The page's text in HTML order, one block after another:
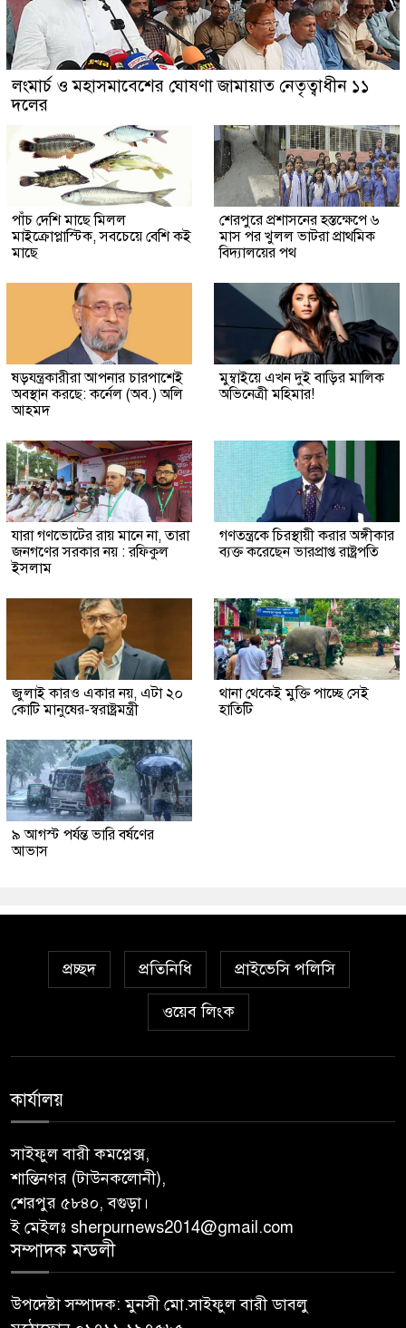
লংমার্চ ও মহাসমাবেশের ঘোষণা জামায়াত নেতৃত্বাধীন ১১
দলের
পাঁচ দেশি মাছে মিলল
মাইক্রোপ্লাস্টিক, সবচেয়ে বেশি কই
মাছে
শেরপুরে প্রশাসনের হস্তক্ষেপে ৬
মাস পর খুলল ভাটরা প্রাথমিক
বিদ্যালয়ের পথ
ষড়যন্ত্রকারীরা আপনার চারপাশেই
অবস্থান করছে: কর্নেল (অব.) অলি
আহমদ
মুম্বাইয়ে এখন দুই বাড়ির মালিক
অভিনেত্রী মহিমার!
যারা গণভোটের রায় মানে না, তারা
জনগণের সরকার নয় : রফিকুল
ইসলাম
গণতন্ত্রকে চিরস্থায়ী করার অঙ্গীকার
ব্যক্ত করেছেন ভারপ্রাপ্ত রাষ্ট্রপতি
জুলাই কারও একার নয়, এটা ২০
কোটি মানুষের-স্বরাষ্ট্রমন্ত্রী
থানা থেকেই মুক্তি পাচ্ছে সেই
হাতিটি
৯ আগস্ট পর্যন্ত ভারি বর্ষণের
আভাস
প্রচ্ছদ প্রতিনিধি প্রাইভেসি পলিসি
ওয়েব লিংক
কার্যালয়
সাইফুল বারী কমপ্লেক্স,
শান্তিনগর (টাউনকলোনী),
শেরপুর ৫৮৪০, বগুড়া।
ই মেইলঃ sherpurnews2014@gmail.com
সম্পাদক মন্ডলী
উপদেষ্টা সম্পাদক: মুনসী মো.সাইফুল বারী ডাবলু